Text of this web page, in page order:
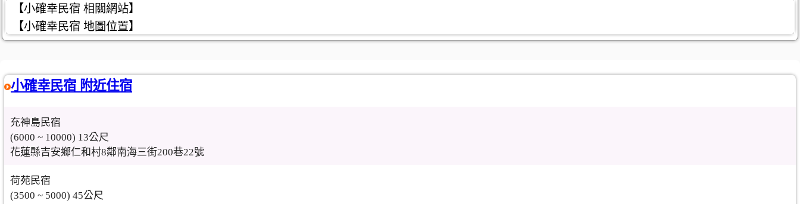
【小確幸民宿 相關網站】
【小確幸民宿 地圖位置】
小確幸民宿 附近住宿
充神島民宿
(6000 ~ 10000) 13公尺
花蓮縣吉安鄉仁和村8鄰南海三街200巷22號
荷苑民宿
(3500 ~ 5000) 45公尺